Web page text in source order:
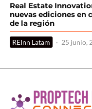
Real Estate
nuevas ediciones en
de la región
REInn Latam · 25 junio,